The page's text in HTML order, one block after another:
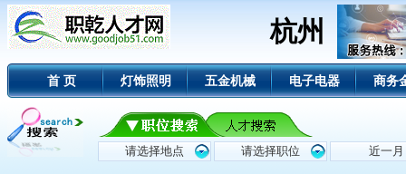
杭州
首 页 灯饰照明 五金机械 电子电器 商务